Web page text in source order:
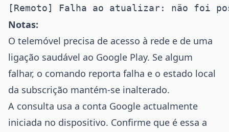
Notas:
O telemóvel precisa de acesso à rede e de uma
ligação saudável ao Google Play. Se algum
falhar, o comando reporta falha e o estado local
da subscrição mantém-se inalterado.
A consulta usa a conta Google actualmente
iniciada no dispositivo. Confirme que é essa a